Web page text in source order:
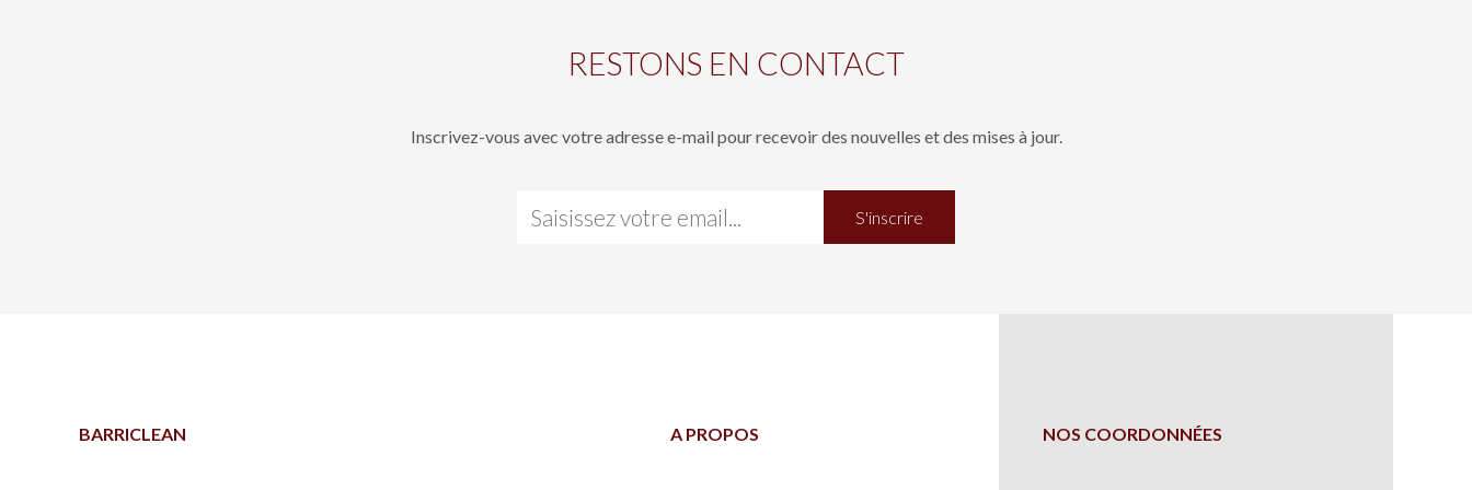
RESTONS EN CONTACT
Inscrivez-vous avec votre adresse e-mail pour recevoir des nouvelles et des mises à jour.
S'inscrire
BARRICLEAN A PROPOS NOS COORDONNÉES